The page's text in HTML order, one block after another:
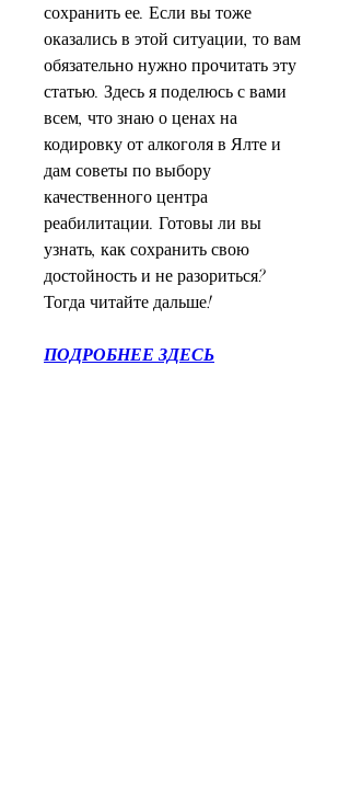
сохранить ее. Если вы тоже
оказались в этой ситуации, то вам
обязательно нужно прочитать эту
статью. Здесь я поделюсь с вами
всем, что знаю о ценах на
кодировку от алкоголя в Ялте и
дам советы по выбору
качественного центра
реабилитации. Готовы ли вы
узнать, как сохранить свою
достойность и не разориться?
Тогда читайте дальше!
ПОДРОБНЕЕ ЗДЕСЬ